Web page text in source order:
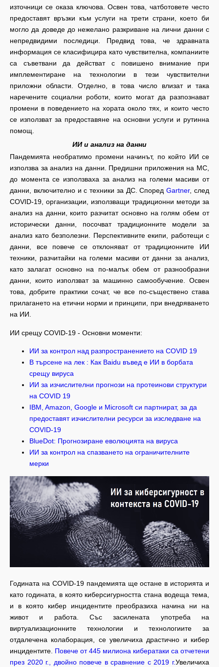
източници се оказа ключова. Освен това, чатботовете често
предоставят връзки към услуги на трети страни, което би
могло да доведе до нежелано разкриване на лични данни с
непредвидими последици. Предвид това, че здравната
информация се класифицира като чувствителна, компаниите
са съветвани да действат с повишено внимание при
имплементиране на технологии в тези чувствителни
приложни области. Отделно, в това число влизат и така
наречените социални роботи, които могат да разпознават
промени в поведението на хората около тях, и които често
се използват за предоставяне на основни услуги и рутинна
помощ.
ИИ и анализ на данни
Пандемията необратимо промени начинът, по който ИИ се
използва за анализ на данни. Предишни приложения на МС,
до момента се използваха за анализ на големи масиви от
данни, включително и с техники за ДС. СпоредGartner, след
COVID-19, организации, използващи традиционни методи за
анализ на данни, които разчитат основно на голям обем от
исторически данни, посочват традиционните модели за
анализ като безполезни. Перспективните екипи, работещи с
данни, все повече се отклоняват от традиционните ИИ
техники, разчитайки на големи масиви от данни за анализ,
като залагат основно на по-малък обем от разнообразни
данни, които използват за машинно самообучение. Освен
това, добрите практики сочат, че все по-съществено става
прилагането на етични норми и принципи, при внедряването
на ИИ.
ИИ срещу COVID-19 - Основни моменти:
ИИ за контрол над разпространението на COVID 19
В търсене на лек : Как Baidu въвед е ИИ в борбата
срещу вируса
ИИ за изчислителни прогнози на протеинови структури
на COVID 19
IBM, Amazon, Google и Microsoft си партнират, за да
предоставят изчислителни ресурси за изследване на
COVID-19
BlueDot: Прогнозиране еволюцията на вируса
ИИ за контрол на спазването на ограничителните
мерки
Годината на COVID-19 пандемията ще остане в историята и
като годината, в която киберсигурността стана водеща тема,
и в която кибер инцидентите преобразиха начина ни на
живот и работа. Със засилената употреба на
виртуализационните технологии и технологиите за
отдалечена колаборация, се увеличиха драстично и кибер
инцидентите. Повече от 445 милиона кибератаки са отчетени
през 2020 г., двойно повече в сравнение с 2019 г.Увеличиха